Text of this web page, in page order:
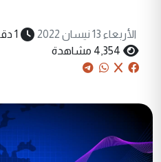
الأربعاء 13 نيسان 2022 1 دقيقة قراءة
4,354 مشاهدة